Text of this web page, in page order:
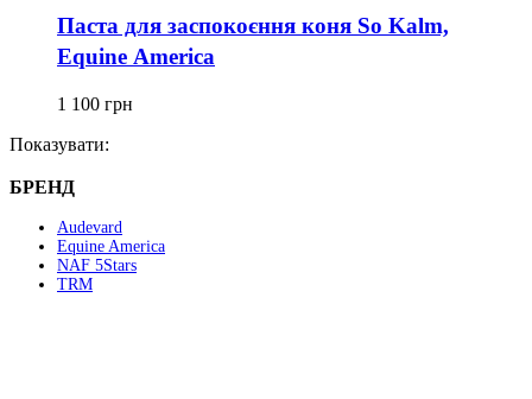
Паста для заспокоєння коня So Kalm,
Equine America
1 100 грн
Показувати:
БРЕНД
Audevard
Equine America
NAF 5Stars
TRM